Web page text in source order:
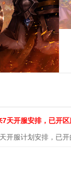
7天开服安排，已开区
开服计划安排，已